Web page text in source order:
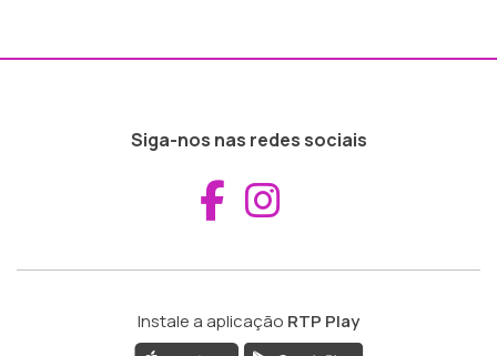
Siga-nos nas redes sociais
Aceder ao
Instale a aplicação RTP Play